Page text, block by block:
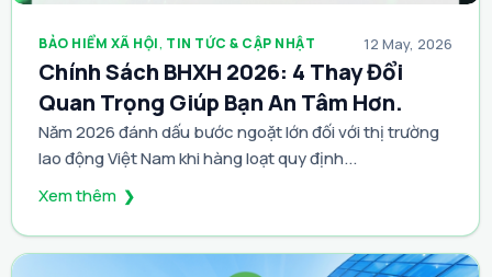
Chính Sách BHXH 2026: 4 Thay Đổi
Quan Trọng Giúp Bạn An Tâm Hơn.
12 May, 2026
Năm 2026 đánh dấu bước ngoặt lớn đối với thị trường
lao động Việt Nam khi hàng loạt quy định...
Xem thêm
BẢO HIỂM XÃ HỘI, TIN TỨC & CẬP NHẬT